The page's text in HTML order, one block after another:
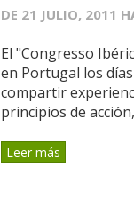
DE 21 JULIO, 2011
El "Congresso
en Portugal los
compartir
principios de
Leer más